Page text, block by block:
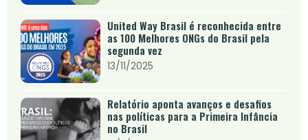
United Way Brasil é reconhecida entre
as 100 Melhores ONGs do Brasil pela
segunda vez
13/11/2025
Relatório aponta avanços e desafios
nas políticas para a Primeira Infância
no Brasil